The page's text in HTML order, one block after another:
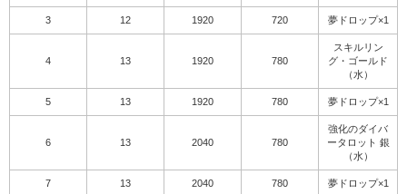
3 12 1920 720 夢ドロップ×1
4 13 1920 780
スキルリン
グ・ゴールド
（水）
5 13 1920 780 夢ドロップ×1
6 13 2040 780
強化のダイバ
ータロット 銀
（水）
7 13 2040 780 夢ドロップ×1